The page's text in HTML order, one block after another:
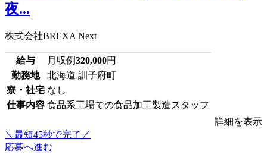
夜...
株式会社BREXA Next
給与 月収例320,000円
勤務地
北海道 訓子府町
寮・社宅 なし
仕事内容 食品系工場での食品加工製造スタッフ
詳細を表示
＼最短45秒で完了／
応募へ進む